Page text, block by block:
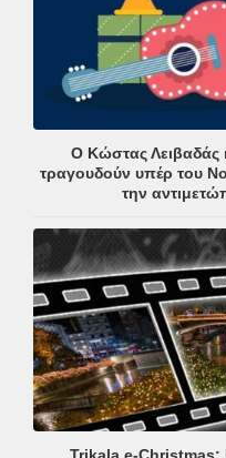
Ο Κώστας
τραγουδούν υπέρ του
την